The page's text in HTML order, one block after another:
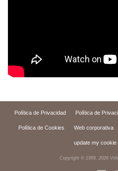
Política de Privacidad Política de
Política de Cookies Web corporativa
update my cookie
Copyright © 1999, 2026